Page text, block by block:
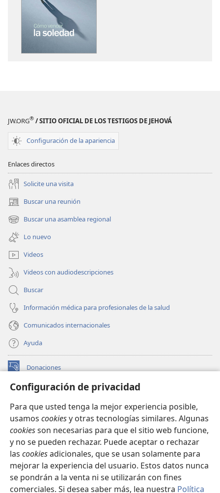
Configuración de privacidad
Para que usted tenga la mejor experiencia posible,
usamos cookiesy otras tecnologías similares. Algunas
cookiesson necesarias para que el sitio web funcione,
y no se pueden rechazar. Puede aceptar o rechazar
las cookiesadicionales, que se usan solamente para
mejorar la experiencia del usuario. Estos datos nunca
se pondrán a la venta ni se utilizarán con fines
comerciales. Si desea saber más, lea nuestra Política
JW.ORG® / SITIO OFICIAL DE LOS TESTIGOS DE JEHOVÁ
Configuración de la apariencia
Enlaces directos
Solicite una visita
Buscar una reunión
(abre
una
nueva
ventana)
Buscar una asamblea regional
(abre
una
nueva
ventana)
Lo nuevo
Videos
Videos con audiodescripciones
Buscar
Información médica para profesionales de la salud
Comunicados internacionales
Ayuda
Donaciones
(abre
nueva BIBLIOTECA EN LÍNEA Watchtower™
una
nueva
ventana)
JW Hub
(abre
una
nueva
ventana)
JW Library
Watchtower Library